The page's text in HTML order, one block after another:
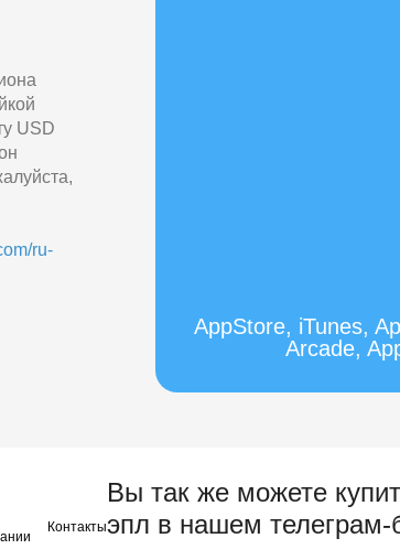
USD
ru-
AppStore, iTunes,
Arcade,
Контакты
Вы так же можете
эпл в нашем телеграм-